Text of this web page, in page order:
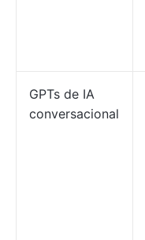
GPTs de IA
conversacional